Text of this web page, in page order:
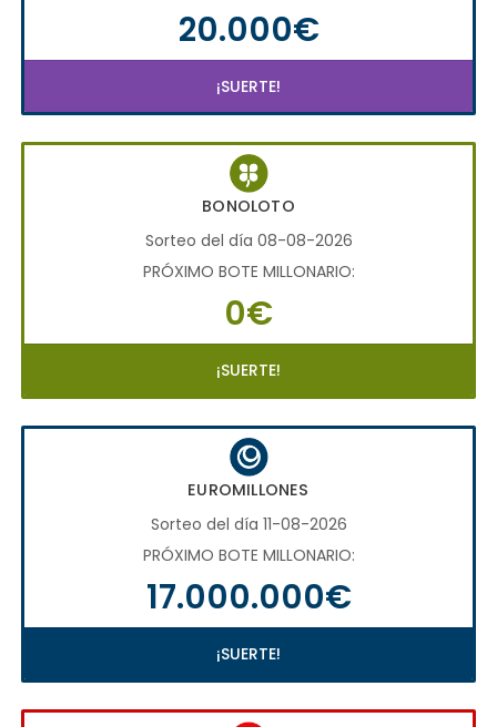
20.000€
¡SUERTE!
BONOLOTO
Sorteo del día 08-08-2026
PRÓXIMO BOTE MILLONARIO:
0€
¡SUERTE!
EUROMILLONES
Sorteo del día 11-08-2026
PRÓXIMO BOTE MILLONARIO:
17.000.000€
¡SUERTE!